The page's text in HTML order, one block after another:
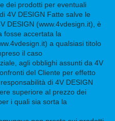
dei prodotti per eventuali
4V DESIGN Fatte salve le
DESIGN (www.4vdesign.it), è
fosse accertata la
a qualsiasi titolo
il caso
agli obblighi assunti da 4V
del Cliente per effetto
di 4V DESIGN
superiore al prezzo dei
i quali sia sorta la